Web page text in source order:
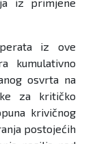
iz ove
kumulativno
osvrta na
za kritičko
krivičnog
postojećih